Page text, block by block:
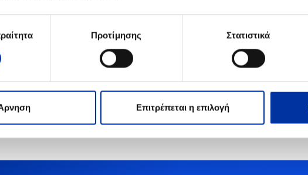
Προτίμησης Στατιστικά
Επιτρέπεται η επιλογή
διάσπασης - 30 Σεπτεμβρίου 2021
- 29 Ιουλίου 2021